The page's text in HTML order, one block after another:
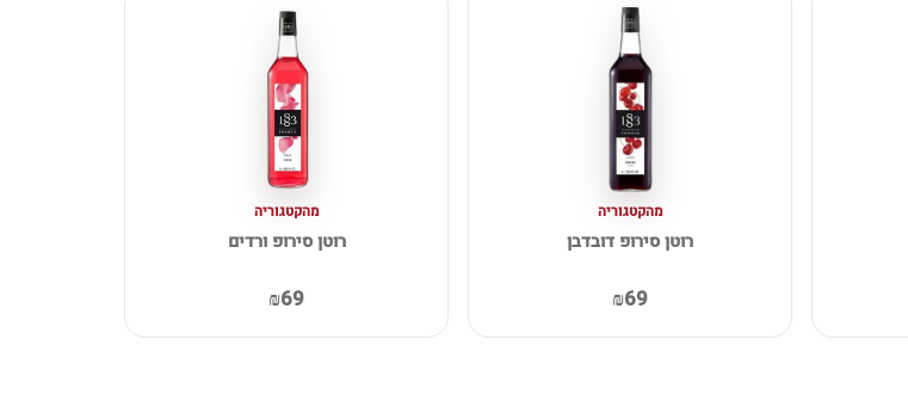
מהקטגוריה
רוטן סירופ דובדבן
₪69
מהקטגוריה
רוטן סירופ ורדים
₪69